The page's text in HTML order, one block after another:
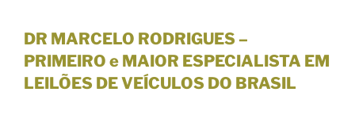
DR MARCELO RODRIGUES –
PRIMEIRO e MAIOR ESPECIALISTA EM
LEILÕES DE VEÍCULOS DO BRASIL